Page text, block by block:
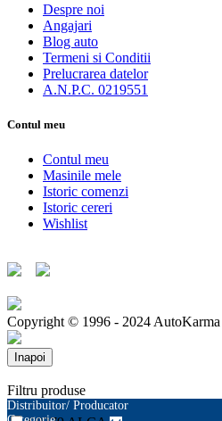
Despre noi
Angajari
Blog auto
Termeni si Conditii
Prelucrarea datelor
A.N.P.C. 0219551
Contul meu
Contul meu
Masinile mele
Istoric comenzi
Istoric cereri
Wishlist
Copyright © 1996 - 2024 AutoKarma
Inapoi
Filtru produse
Distribuitor/ Producator